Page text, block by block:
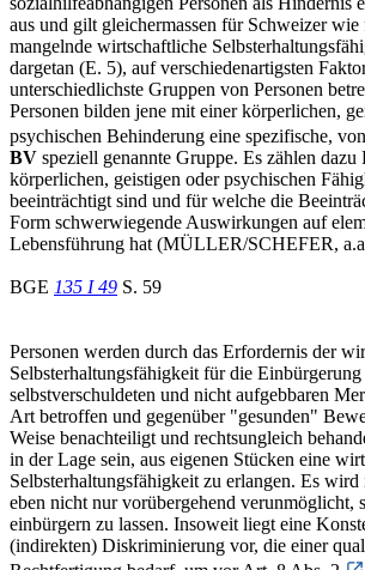
aus und gilt gleichermassen für Schweizer
mangelnde wirtschaftliche
dargetan (E. 5), auf verschiedenartigsten
unterschiedlichste Gruppen von Personen
Personen bilden jene mit einer körperlichen,
psychischen Behinderung eine spezifische,
BV speziell genannte Gruppe. Es zählen dazu
körperlichen, geistigen oder psychischen
beeinträchtigt sind und für welche die
Form schwerwiegende Auswirkungen auf
Lebensführung hat (MÜLLER/SCHEFER,
BGE 135 I 49 S. 59
Personen werden durch das Erfordernis der
Selbsterhaltungsfähigkeit für die
selbstverschuldeten und nicht aufgebbaren
Art betroffen und gegenüber "gesunden"
Weise benachteiligt und rechtsungleich
in der Lage sein, aus eigenen Stücken eine
Selbsterhaltungsfähigkeit zu erlangen. Es wird
eben nicht nur vorübergehend verunmöglicht,
einbürgern zu lassen. Insoweit liegt eine
(indirekten) Diskriminierung vor, die einer